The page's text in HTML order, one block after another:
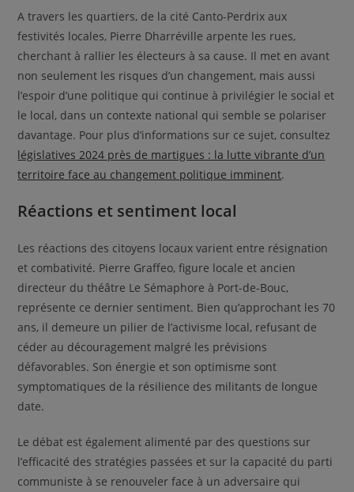
A travers les quartiers, de la cité Canto-Perdrix aux
festivités locales, Pierre Dharréville arpente les rues,
cherchant à rallier les électeurs à sa cause. Il met en avant
non seulement les risques d’un changement, mais aussi
l’espoir d’une politique qui continue à privilégier le social et
le local, dans un contexte national qui semble se polariser
davantage. Pour plus d’informations sur ce sujet, consultez
législatives 2024 près de martigues : la lutte vibrante d’un
territoire face au changement politique imminent.
Réactions et sentiment local
Les réactions des citoyens locaux varient entre résignation
et combativité. Pierre Graffeo, figure locale et ancien
directeur du théâtre Le Sémaphore à Port-de-Bouc,
représente ce dernier sentiment. Bien qu’approchant les 70
ans, il demeure un pilier de l’activisme local, refusant de
céder au découragement malgré les prévisions
défavorables. Son énergie et son optimisme sont
symptomatiques de la résilience des militants de longue
date.
Le débat est également alimenté par des questions sur
l’efficacité des stratégies passées et sur la capacité du parti
communiste à se renouveler face à un adversaire qui